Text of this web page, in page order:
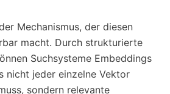
Mechanismus, der diesen
macht. Durch strukturierte
Suchsysteme Embeddings
nicht jeder einzelne Vektor
sondern relevante